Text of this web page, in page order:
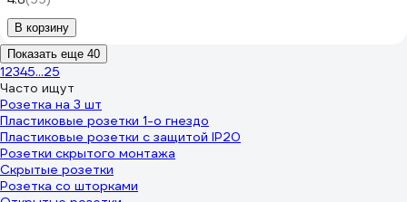
В корзину
Показать еще 40
12345...25
Часто ищут
Розетка на 3 шт
Пластиковые розетки 1-о гнездо
Пластиковые розетки с защитой IP20
Розетки скрытого монтажа
Скрытые розетки
Розетка со шторками